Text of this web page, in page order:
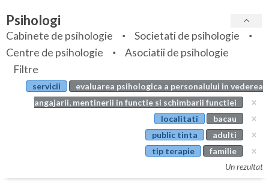
Bihor
Bistrita-Nasaud
Botosani
Braila
Specialitati
Servicii
Articole
Evenimente
Psihologi
Cabinete de psihologie
Societati de psihologie
Centre de psihologie
Asociatii de psihologie
Filtre
servicii
evaluarea psihologica a personalului in vederea
angajarii, mentinerii in functie si schimbarii functiei
localitati
bacau
public tinta
adulti
tip terapie
familie
Un rezultat